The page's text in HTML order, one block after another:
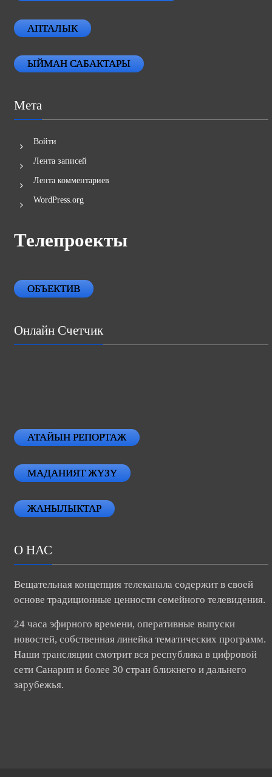
АПТАЛЫК
ЫЙМАН САБАКТАРЫ
Мета
Войти
Лента записей
Лента комментариев
WordPress.org
Телепроекты
ОБЪЕКТИВ
Онлайн Счетчик
АТАЙЫН РЕПОРТАЖ
МАДАНИЯТ ЖҮЗҮ
ЖАНЫЛЫКТАР
О НАС
Вещательная концепция телеканала содержит в своей
основе традиционные ценности семейного телевидения.
24 часа эфирного времени, оперативные выпуски
новостей, собственная линейка тематических программ.
Наши трансляции смотрит вся республика в цифровой
сети Санарип и более 30 стран ближнего и дальнего
зарубежья.